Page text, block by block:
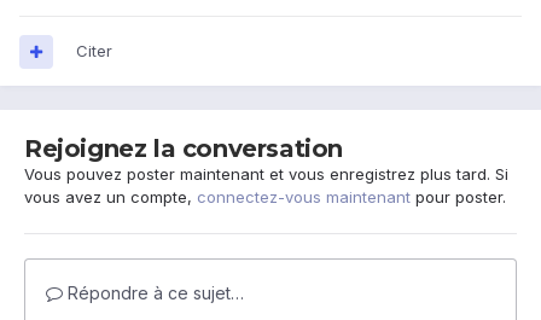
Citer
Rejoignez la conversation
Vous pouvez poster maintenant et vous enregistrez plus tard. Si
vous avez un compte, connectez-vous maintenant pour poster.
Répondre à ce sujet…